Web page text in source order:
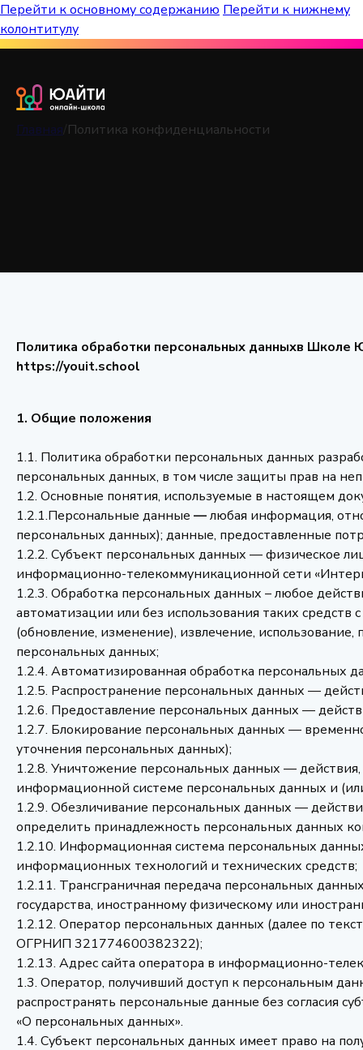
Перейти к основному содержанию Перейти к нижнему
колонтитулу
Главная Политика конфиденциальности
Политика обработки персональных данныхв Школе
https://youit.school
1. Общие положения
1.1. Политика обработки персональных данных
персональных данных, в том числе защиты прав на
1.2. Основные понятия, используемые в настоящем
1.2.1.Персональные данные —любая информация,
персональных данных); данные, предоставленные
1.2.2. Субъект персональных данных — физическое
информационно-телекоммуникационной сети
1.2.3. Обработка персональных данных – любое
автоматизации или без использования таких
(обновление, изменение), извлечение,
персональных данных;
1.2.4. Автоматизированная обработка
1.2.5. Распространение персональных данных —
1.2.6. Предоставление персональных данных —
1.2.7. Блокирование персональных данных —
уточнения персональных данных);
1.2.8. Уничтожение персональных данных —
информационной системе персональных данных и
1.2.9. Обезличивание персональных данных —
определить принадлежность персональных данных
1.2.10. Информационная система персональных
информационных технологий и технических средств;
1.2.11. Трансграничная передача персональных
государства, иностранному физическому или
1.2.12. Оператор персональных данных (далее по
ОГРНИП 321774600382322);
1.2.13. Адрес сайта оператора в информационно-
1.3. Оператор, получивший доступ к персональным
распространять персональные данные без согласия
«О персональных данных».
1.4. Субъект персональных данных имеет право на